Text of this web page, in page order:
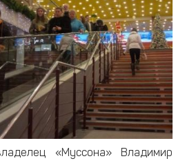
«Муссона» Владимир